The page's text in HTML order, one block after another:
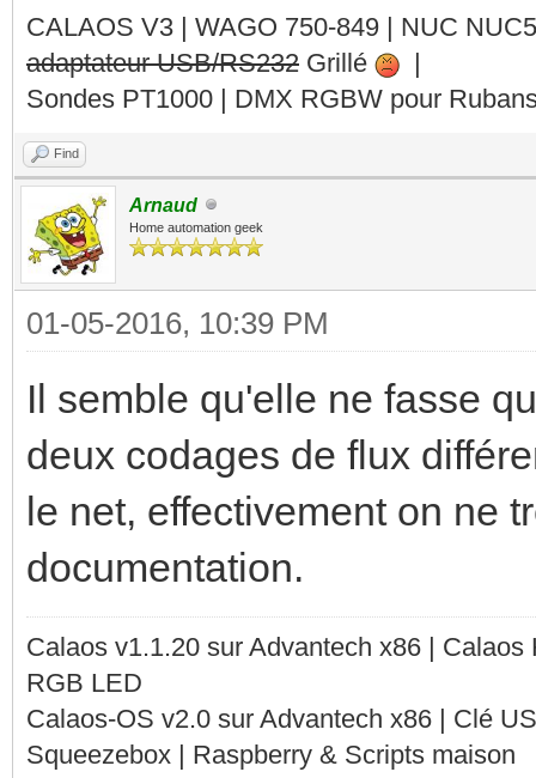
CALAOS V3 | WAGO 750-849 | NUC
adaptateur USB/RS232 Grillé
|
Sondes PT1000 | DMX RGBW pour
Find
Arnaud
Home automation geek
01-05-2016, 10:39 PM
Il semble qu'elle ne fasse
deux codages de flux
le net, effectivement on ne
documentation.
Calaos v1.1.20 sur Advantech x86 |
RGB LED
Calaos-OS v2.0 sur Advantech x86 | Clé
Squeezebox | Raspberry & Scripts maison